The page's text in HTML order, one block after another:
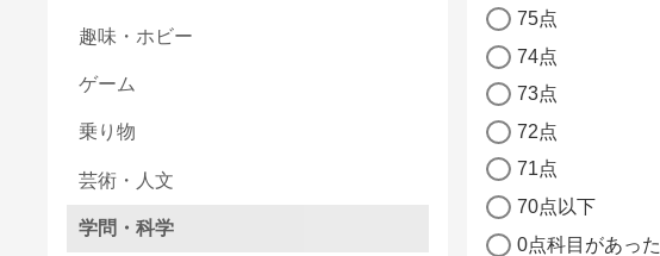
75点
74点
73点
72点
71点
70点以下
0点科目があった
趣味・ホビー
ゲーム
乗り物
芸術・人文
学問・科学